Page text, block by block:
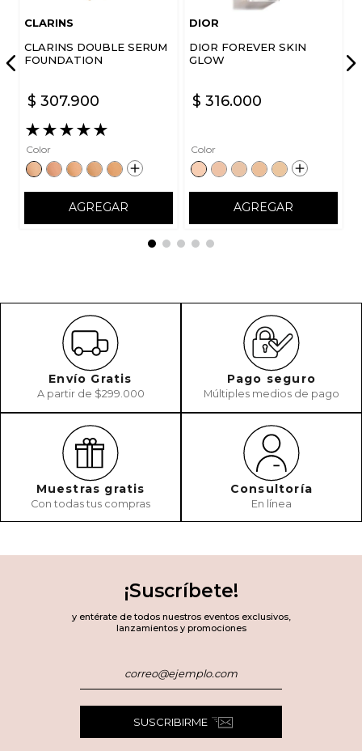
CLARINS
CLARINS DOUBLE SERUM
FOUNDATION
$ 307.900
★★★★★
Color
AGREGAR
DIOR
DIOR FOREVER SKIN
GLOW
$ 316.000
Color
AGREGAR
Envío Gratis
A partir de $299.000
Pago seguro
Múltiples medios de pago
Muestras gratis
Con todas tus compras
Consultoría
En línea
¡Suscríbete!
y entérate de todos nuestros eventos exclusivos,
lanzamientos y promociones
SUSCRIBIRME